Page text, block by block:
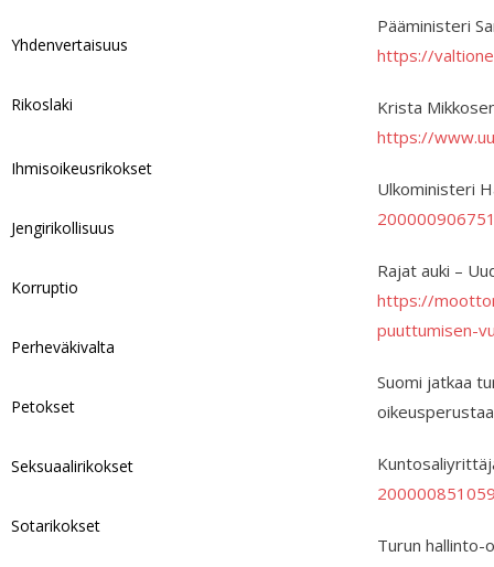
Pääministeri
https://
Krista
https://
Ulkoministeri
Rajat auki –
https://
puuttumisen-
Suomi jatkaa
Turun hallinto-
Yhdenvertaisuus
Rikoslaki
Ihmisoikeusrikokset
Jengirikollisuus
Korruptio
Perheväkivalta
Petokset
Seksuaalirikokset
Sotarikokset